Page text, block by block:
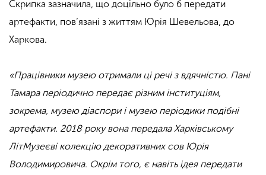
Скрипка зазначила, що доцільно було б передати
артефакти, пов’язані з життям Юрія Шевельова, до
Харкова.
«Працівники музею отримали ці речі з вдячністю. Пані
Тамара періодично передає різним інституціям,
зокрема, музею діаспори і музею періодики подібні
артефакти. 2018 року вона передала Харківському
ЛітМузеєві колекцію декоративних сов Юрія
Володимировича. Окрім того, є навіть ідея передати